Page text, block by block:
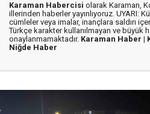
Karaman Habercisi olarak Karaman,
illerinden haberler yayınlıyoruz. UYARI:
cümleler veya imalar, inançlara saldırı
Türkçe karakter kullanılmayan ve büyük
onaylanmamaktadır. Karaman Haber |
Niğde Haber